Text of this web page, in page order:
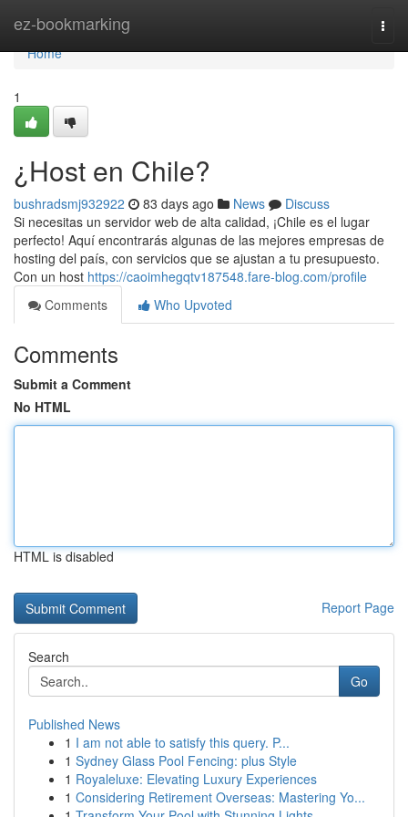
ez-bookmarking
Home
Home
1
¿Host en Chile?
bushradsmj932922 83 days ago News
Discuss
Si necesitas un servidor web de alta calidad, ¡Chile es el lugar
perfecto! Aquí encontrarás algunas de las mejores empresas de
hosting del país, con servicios que se ajustan a tu presupuesto.
Con un host https://caoimhegqtv187548.fare-blog.com/profile
Comments
Who Upvoted
Comments
Submit a Comment
No HTML
HTML is disabled
Report Page
Search
Go
Published News
1 I am not able to satisfy this query. P...
1 Sydney Glass Pool Fencing: plus Style
1 Royaleluxe: Elevating Luxury Experiences
1 Considering Retirement Overseas: Mastering Yo...